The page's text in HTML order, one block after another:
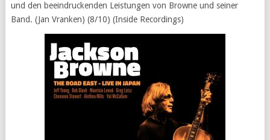
und den beeindruckenden Leistungen von Browne und seiner
Band. (Jan Vranken) (8/10) (Inside Recordings)